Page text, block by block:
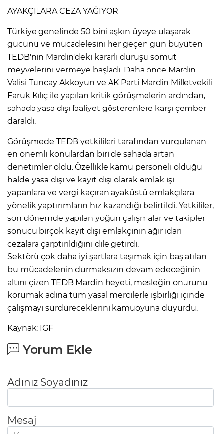
​AYAKÇILARA CEZA YAĞIYOR
Türkiye genelinde 50 bini aşkın üyeye ulaşarak
gücünü ve mücadelesini her geçen gün büyüten
TEDB'nin Mardin'deki kararlı duruşu somut
meyvelerini vermeye başladı. Daha önce Mardin
Valisi Tuncay Akkoyun ve AK Parti Mardin Milletvekili
Faruk Kılıç ile yapılan kritik görüşmelerin ardından,
sahada yasa dışı faaliyet gösterenlere karşı çember
daraldı.
​Görüşmede TEDB yetkilileri tarafından vurgulanan
en önemli konulardan biri de sahada artan
denetimler oldu. Özellikle kamu personeli olduğu
halde yasa dışı ve kayıt dışı olarak emlak işi
yapanlara ve vergi kaçıran ayaküstü emlakçılara
yönelik yaptırımların hız kazandığı belirtildi. Yetkililer,
son dönemde yapılan yoğun çalışmalar ve takipler
sonucu birçok kayıt dışı emlakçının ağır idari
cezalara çarptırıldığını dile getirdi.
​Sektörü çok daha iyi şartlara taşımak için başlatılan
bu mücadelenin durmaksızın devam edeceğinin
altını çizen TEDB Mardin heyeti, mesleğin onurunu
korumak adına tüm yasal mercilerle işbirliği içinde
çalışmayı sürdüreceklerini kamuoyuna duyurdu.
Kaynak: IGF
Yorum Ekle
Adınız Soyadınız
Mesaj